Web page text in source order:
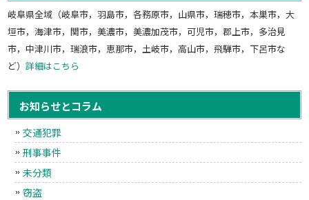
岐阜県全域（岐阜市，羽島市，各務原市，山県市，瑞穂市，本巣市，大
垣市，海津市，関市，美濃市，美濃加茂市，可児市，郡上市，多治見
市，中津川市，瑞浪市，恵那市，土岐市，高山市，飛騨市，下呂市な
ど）詳細はこちら
お知らせとコラム
交通犯罪
刑事事件
未分類
窃盗